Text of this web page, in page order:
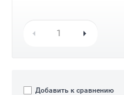
Добавить к сравнению